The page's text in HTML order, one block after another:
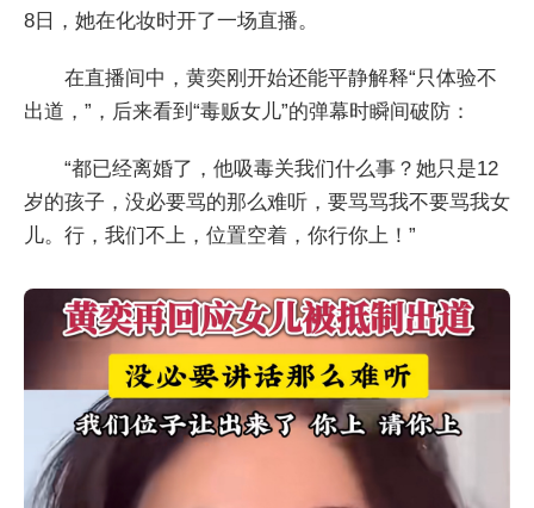
8日，她在化妆时开了一场直播。
在直播间中，黄奕刚开始还能平静解释“只体验不
出道，”，后来看到“毒贩女儿”的弹幕时瞬间破防：
“都已经离婚了，他吸毒关我们什么事？她只是12
岁的孩子，没必要骂的那么难听，要骂骂我不要骂我女
儿。行，我们不上，位置空着，你行你上！”